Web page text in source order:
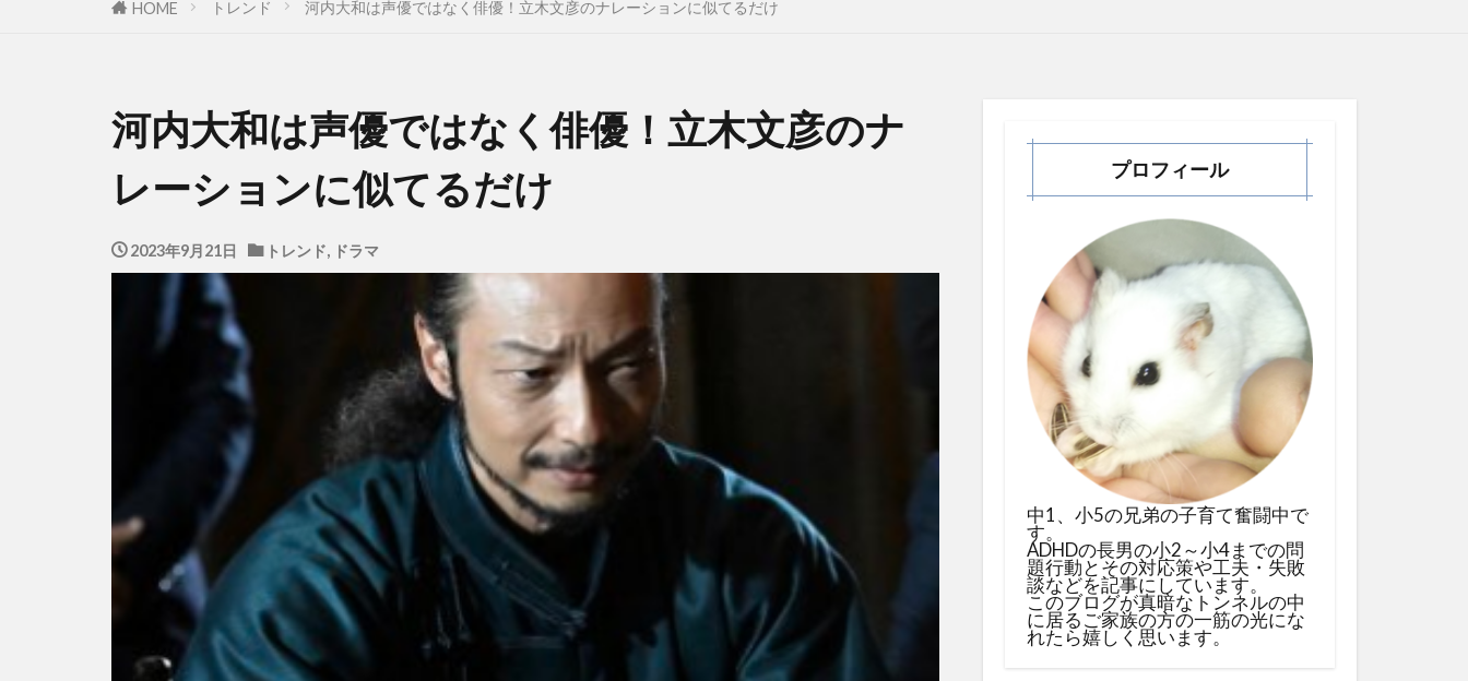
HOME トレンド 河内大和は声優ではなく俳優！立木文彦のナレーションに似てるだけ
河内大和は声優ではなく俳優！立木文彦のナ
レーションに似てるだけ
2023年9月21日 トレンド, ドラマ
プロフィール
中1、小5の兄弟の子育て奮闘中で
す。
ADHDの長男の小2～小4までの問
題行動とその対応策や工夫・失敗
談などを記事にしています。
このブログが真暗なトンネルの中
に居るご家族の方の一筋の光にな
れたら嬉しく思います。